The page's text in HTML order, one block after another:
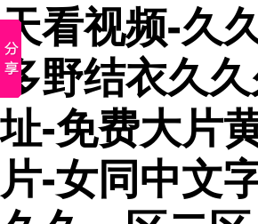
天看视频-久
多野结衣久
址-免费大片
片-女同中文